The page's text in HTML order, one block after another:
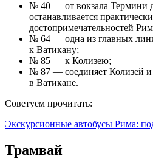
№ 40 — от вокзала Термини
останавливается
достопримечательностей
№ 64 — одна из главных
к Ватикану;
№ 85 — к Колизею;
№ 87 — соединяет Колизей
в Ватикане.
Советуем прочитать:
Экскурсионные автобусы Рима:
Трамвай